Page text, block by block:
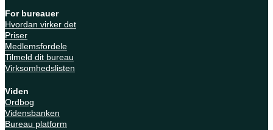
For bureauer
Hvordan virker det
Priser
Medlemsfordele
Tilmeld dit bureau
Virksomhedslisten
Viden
Ordbog
Vidensbanken
Bureau platform